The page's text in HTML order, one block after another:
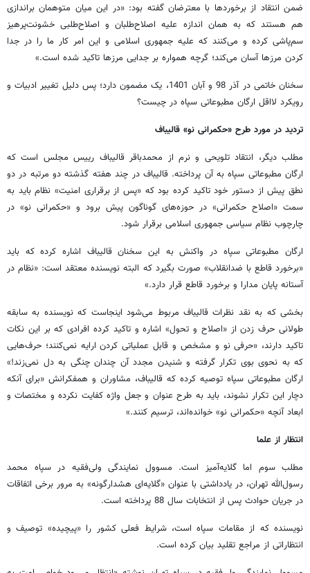
ضمن انتقاد از برخوردها با معترضان گفته بود: «در این میان متوهمان براندازی
هم هستند که به همان اندازه علیه اصلاح‌طلبان و اصلاح‌طلبی خشونت‌پرهیز
سم‌پاشی کرده و می‌کنند که علیه جمهوری اسلامی و این امر کار ما را در جدا
کردن مرزها آسان می‌کند؛ گرچه همواره بر جدایی مرزها تاکید شده است.»
سخنان خاتمی در آذر 98 و آبان 1401، یک مضمون دارد؛ پس دلیل تغییر ادبیات و
رویکرد لااقل ارگان مطبوعاتی سپاه در چیست؟
تردید در مورد طرح «حکمرانی نو» قالیباف
مطلب دیگر، انتقاد تلویحی و نرم از محمدباقر قالیباف رییس مجلس است که
ارگان مطبوعاتی سپاه به آن پرداخته. قالیباف در چند هفته گذشته دو مرتبه در دو
نطق پیش از دستور خود تاکید کرده بود که «پس از برقراری امنیت» نظام باید به
سمت «اصلاح حکمرانی» در حوزه‌های گوناگون پیش برود و «حکمرانی نو» در
چارچوب نظام سیاسی جمهوری اسلامی برقرار شود.
ارگان مطبوعاتی سپاه در واکنش به این سخنان قالیباف اشاره کرده که باید
«برخورد قاطع با ضدانقلاب» صورت بگیرد که البته نویسنده معتقد است: «نظام در
آستانه پایان مدارا و برخورد قاطع قرار دارد.»
بخشی که به نقد نظرات قالیباف مربوط می‌شود اینجاست که نویسنده به سابقه
طولانی حرف زدن از «اصلاح و تحول» اشاره و تاکید کرده افرادی که بر این نکات
تاکید دارند، «حرفی نو و مشخص و قابل عملیاتی کردن ارایه نمی‌کنند؛ حرف‌هایی
که به نحوی بوی تکرار گرفته و شنیدن مجدد آن چندان چنگی به دل نمی‌زند!»
ارگان مطبوعاتی سپاه توصیه کرده که قالیباف، مشاوران و همفکرانش «برای آنکه
دچار این تکرار نشوند، باید به طرح عنوان و جعل واژه کفایت نکرده و مختصات و
ابعاد آنچه «حکمرانی نو» خوانده‌اند، ترسیم کنند.»
انتظار از علما
مطلب سوم اما گلایه‌آمیز است. مسوول نمایندگی ولی‌فقیه در سپاه محمد
رسول‌الله تهران، در یادداشتی با عنوان «گلایه‌ای هشدارگونه» به مرور برخی اتفاقات
در جریان حوادث پس از انتخابات سال 88 پرداخته است.
نویسنده که از مقامات سپاه است، شرایط فعلی کشور را «پیچیده» توصیف و
انتظاراتی از مراجع تقلید بیان کرده است.